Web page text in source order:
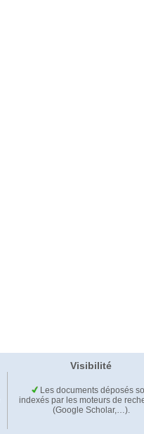
Visibilité
Les documents déposés
indexés par les moteurs de
(Google Scholar,…).